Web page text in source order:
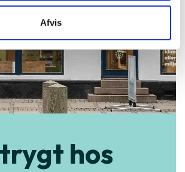
Afvis
hos